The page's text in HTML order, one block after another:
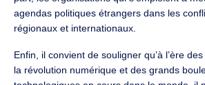
agendas politiques étrangers dans les
régionaux et internationaux.
Enfin, il convient de souligner qu’à l’ère
la révolution numérique et des grands